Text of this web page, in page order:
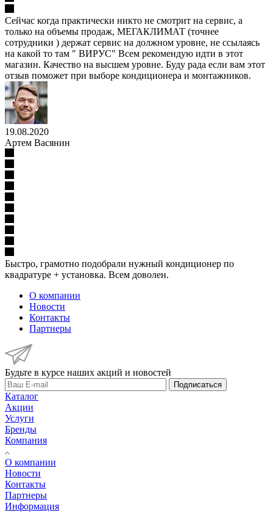
Сейчас когда практически никто не смотрит на сервис, а
только на объемы продаж, МЕГАКЛИМАТ (точнее
сотрудники ) держат сервис на должном уровне, не ссылаясь
на какой то там " ВИРУС" Всем рекомендую идти в этот
магазин. Качество на высшем уровне. Буду рада если вам этот
отзыв поможет при выборе кондиционера и монтажников.
19.08.2020
Артем Васянин
Быстро, грамотно подобрали нужный кондиционер по
квадратуре + установка. Всем доволен.
О компании
Новости
Контакты
Партнеры
Будьте в курсе наших акций и новостей
Подписаться
Каталог
Акции
Услуги
Бренды
Компания
О компании
Новости
Контакты
Партнеры
Информация